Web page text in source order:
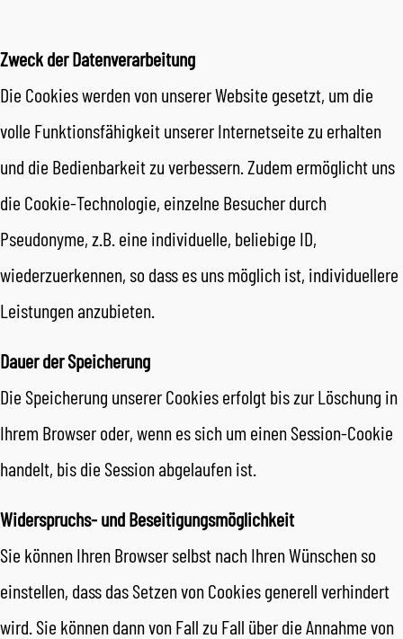
Zweck der Datenverarbeitung
Die Cookies werden von unserer Website gesetzt, um die
volle Funktionsfähigkeit unserer Internetseite zu erhalten
und die Bedienbarkeit zu verbessern. Zudem ermöglicht uns
die Cookie-Technologie, einzelne Besucher durch
Pseudonyme, z.B. eine individuelle, beliebige ID,
wiederzuerkennen, so dass es uns möglich ist, individuellere
Leistungen anzubieten.
Dauer der Speicherung
Die Speicherung unserer Cookies erfolgt bis zur Löschung in
Ihrem Browser oder, wenn es sich um einen Session-Cookie
handelt, bis die Session abgelaufen ist.
Widerspruchs- und Beseitigungsmöglichkeit
Sie können Ihren Browser selbst nach Ihren Wünschen so
einstellen, dass das Setzen von Cookies generell verhindert
wird. Sie können dann von Fall zu Fall über die Annahme von